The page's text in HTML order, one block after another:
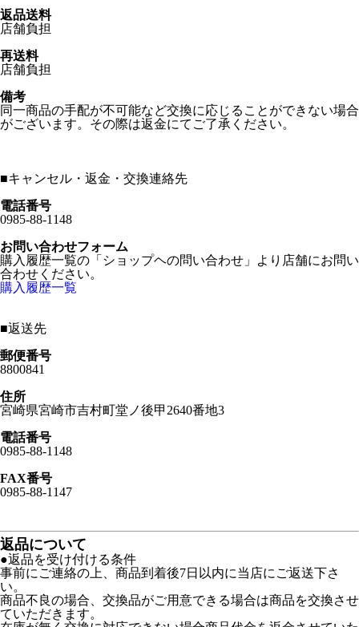
返品送料
店舗負担
再送料
店舗負担
備考
同一商品の手配が不可能など交換に応じることができない場合
がございます。その際は返金にてご了承ください。
■キャンセル・返金・交換連絡先
電話番号
0985-88-1148
お問い合わせフォーム
購入履歴一覧の「ショップヘの問い合わせ」より店舗にお問い
合わせください。
購入履歴一覧
■返送先
郵便番号
8800841
住所
宮崎県宮崎市吉村町堂ノ後甲2640番地3
電話番号
0985-88-1148
FAX番号
0985-88-1147
返品について
●返品を受け付ける条件
事前にご連絡の上、商品到着後7日以内に当店にご返送下さ
い。
商品不良の場合、交換品がご用意できる場合は商品を交換させ
ていただきます。